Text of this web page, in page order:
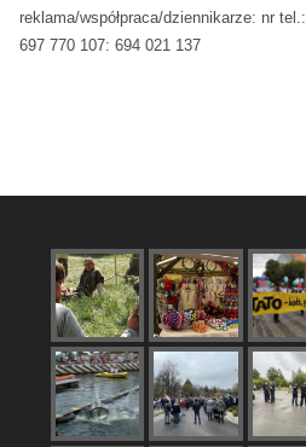
reklama/współpraca/dziennikarze: nr tel.:
697 770 107: 694 021 137